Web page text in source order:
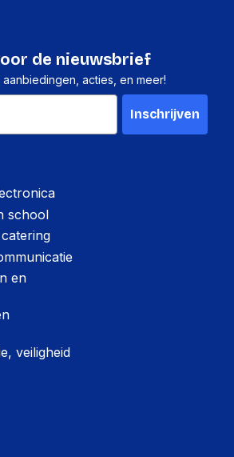
1220 gram
8 stuks
240 millimeter
540 millimeter
10300 gram
-
school
en
veiligheid
de nieuwsbrief
acties, en meer!
Inschrijven